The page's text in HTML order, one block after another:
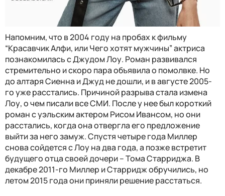
Напомним, что в 2004 году на пробах к фильму
“Красавчик Алфи, или Чего хотят мужчины” актриса
познакомилась с Джудом Лоу. Роман развивался
стремительно и скоро пара объявила о помолвке. Но
до алтаря Сиенна и Джуд не дошли, и в августе 2005-
го уже расстались. Причиной разрыва стала измена
Лоу, о чем писали все СМИ. После у нее был короткий
роман с уэльским актером Рисом Ивансом, но они
расстались, когда она отвергла его предложение
выйти за него замуж. Спустя четыре года Миллер
снова сойдется с Лоу на два года, а позже встретит
будущего отца своей дочери – Тома Старриджа. В
декабре 2011-го Миллер и Старридж обручились, но
летом 2015 года они приняли решение расстаться.